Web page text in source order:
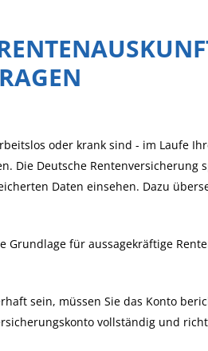
oder krank sind - im Laufe
Die Deutsche Rentenversicherung
Daten einsehen. Dazu
Grundlage für aussagekräftige
sein, müssen Sie das Konto
vollständig und